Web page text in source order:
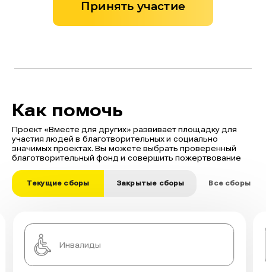
Принять участие
Как помочь
Проект «Вместе для других» развивает площадку для
участия людей в благотворительных и социально
значимых проектах. Вы можете выбрать проверенный
благотворительный фонд и совершить пожертвование
Текущие сборы Закрытые сборы Все сборы
Инвалиды